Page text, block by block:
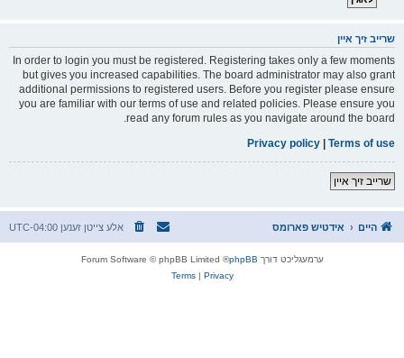
שרייב זיך איין
In order to login you must be registered. Registering takes only a few moments
but gives you increased capabilities. The board administrator may also grant
additional permissions to registered users. Before you register please ensure
you are familiar with our terms of use and related policies. Please ensure you
read any forum rules as you navigate around the board.
Terms of use
|
Privacy policy
שרייב זיך איין
היים אידטיש פארומס אלע צייטן זענען UTC-04:00
ערמעגליכט דורך phpBB
® Forum Software © phpBB Limited
Privacy
|
Terms